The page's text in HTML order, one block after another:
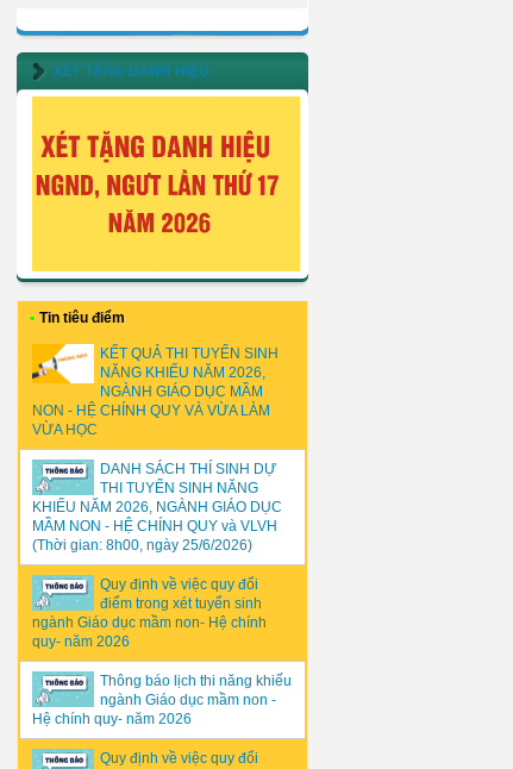
XÉT TẶNG DANH HIỆU
• Tin tiêu điểm
KẾT QUẢ THI TUYỂN SINH
NĂNG KHIẾU NĂM 2026,
NGÀNH GIÁO DỤC MẦM
NON - HỆ CHÍNH QUY VÀ VỪA LÀM
VỪA HỌC
DANH SÁCH THÍ SINH DỰ
THI TUYỂN SINH NĂNG
KHIẾU NĂM 2026, NGÀNH GIÁO DỤC
MẦM NON - HỆ CHÍNH QUY và VLVH
(Thời gian: 8h00, ngày 25/6/2026)
Quy định về việc quy đổi
điểm trong xét tuyển sinh
ngành Giáo dục mầm non- Hệ chính
quy- năm 2026
Thông báo lịch thi năng khiếu
ngành Giáo dục mầm non -
Hệ chính quy- năm 2026
Quy định về việc quy đổi